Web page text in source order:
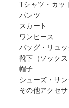
Tシャツ・カッ
パンツ
スカート
ワンピース
バッグ・リュッ
靴下（ソックス
帽子
シューズ・サ
その他アクセサ